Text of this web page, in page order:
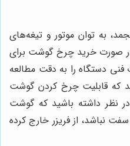
به توان موتور و تیغه‌های
در صورت خرید چرخ گوشت برای
دستگاه را به دقت مطالعه
که قابلیت چرخ کردن گوشت
نظر داشته باشید که گوشت
نباشد، از فریزر خارج کرده